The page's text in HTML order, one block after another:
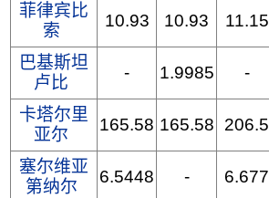
菲律宾比
索
10.93 10.93 11.15
巴基斯坦
卢比
- 1.9985 -
卡塔尔里
亚尔
165.58 165.58 206.5
塞尔维亚
第纳尔
6.5448 - 6.677